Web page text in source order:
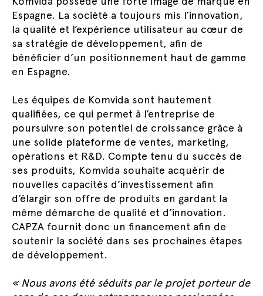
Espagne. La société a toujours mis l’innovation,
la qualité et l’expérience utilisateur au cœur de
sa stratégie de développement, afin de
bénéficier d’un positionnement haut de gamme
en Espagne.
Les équipes de Komvida sont hautement
qualifiées, ce qui permet à l’entreprise de
poursuivre son potentiel de croissance grâce à
une solide plateforme de ventes, marketing,
opérations et R&D. Compte tenu du succès de
ses produits, Komvida souhaite acquérir de
nouvelles capacités d’investissement afin
d’élargir son offre de produits en gardant la
même démarche de qualité et d’innovation.
CAPZA fournit donc un financement afin de
soutenir la société dans ses prochaines étapes
de développement.
« Nous avons été séduits par le projet porteur de